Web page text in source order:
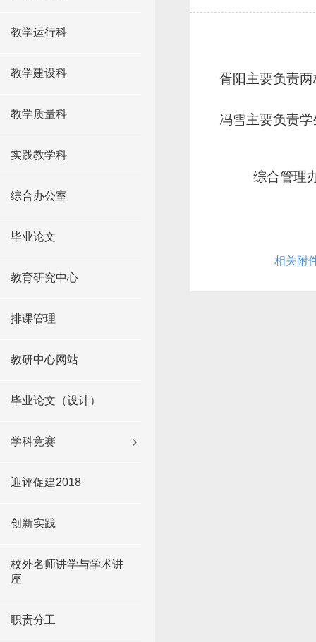
教学运行科
教学建设科
教学质量科
实践教学科
综合办公室
毕业论文
教育研究中心
排课管理
教研中心网站
毕业论文（设计）
学科竞赛
迎评促建2018
创新实践
校外名师讲学与学术讲
座
职责分工
胥阳主要负责
冯雪主要负责
综合管理
相关附